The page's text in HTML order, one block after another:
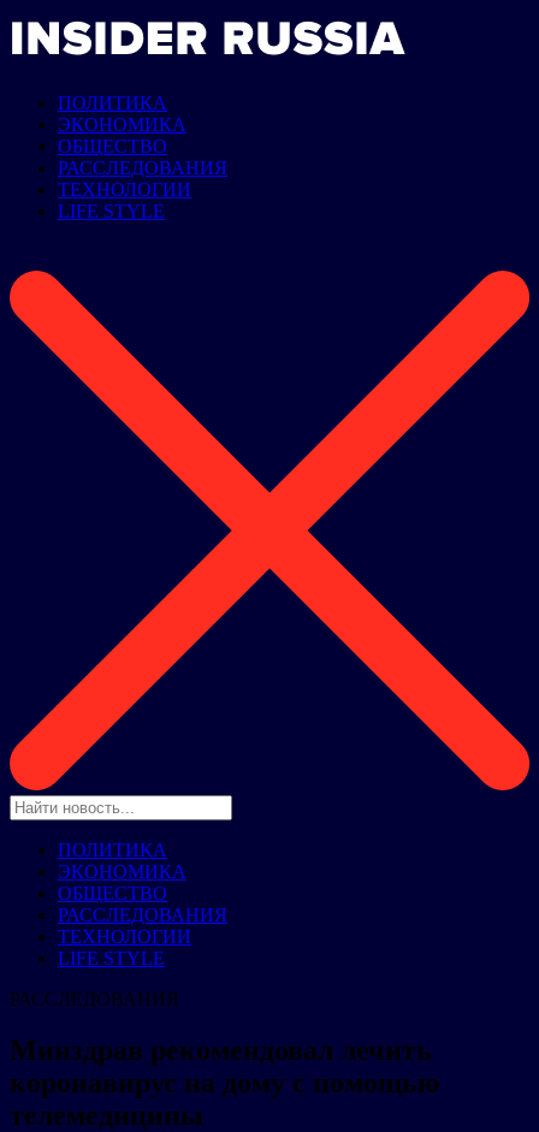
ПОЛИТИКА
ЭКОНОМИКА
ОБЩЕСТВО
РАССЛЕДОВАНИЯ
ТЕХНОЛОГИИ
LIFE STYLE
ПОЛИТИКА
ЭКОНОМИКА
ОБЩЕСТВО
РАССЛЕДОВАНИЯ
ТЕХНОЛОГИИ
LIFE STYLE
РАССЛЕДОВАНИЯ
Минздрав рекомендовал лечить
коронавирус на дому с помощью
телемедицины